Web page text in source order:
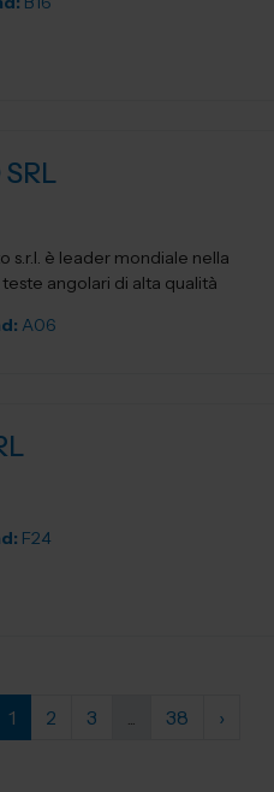
SRL
s.r.l. è leader mondiale nella
angolari di alta qualità
A06
F24
1 2 3 ... 38 ›